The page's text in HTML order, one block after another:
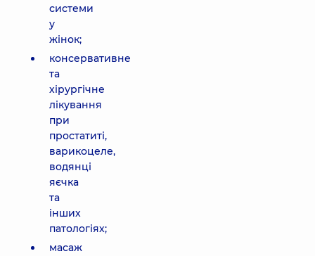
системи
у
жінок;
консервативне
та
хірургічне
лікування
при
простатиті,
варикоцеле,
водянці
яєчка
та
інших
патологіях;
масаж